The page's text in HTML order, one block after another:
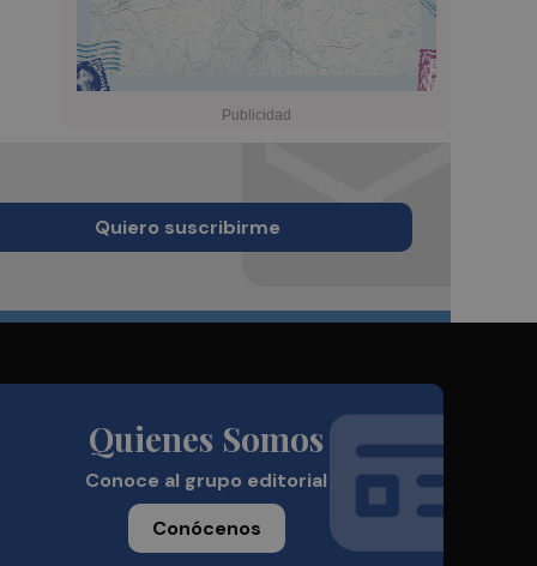
Quiero suscribirme
Quienes Somos
Conoce al grupo editorial
Conócenos